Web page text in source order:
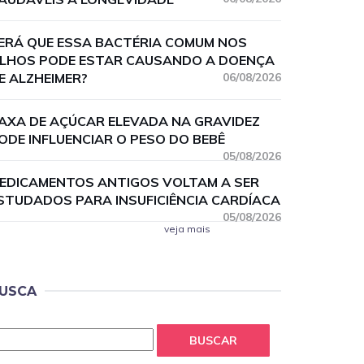
QUE ESSA BACTÉRIA COMUM NOS
PODE ESTAR CAUSANDO A DOENÇA
ALZHEIMER?
06/08/2026
DE AÇÚCAR ELEVADA NA GRAVIDEZ
INFLUENCIAR O PESO DO BEBÊ
05/08/2026
ANTIGOS VOLTAM A SER
PARA INSUFICIÊNCIA CARDÍACA
05/08/2026
veja mais
BUSCAR